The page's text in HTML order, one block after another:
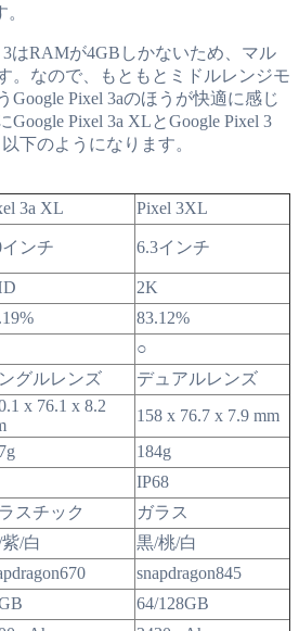
3はRAMが4GBしかないため、マル
。なので、もともとミドルレンジモ
Google Pixel 3aのほうが快適に感じ
Pixel 3a XLとGoogle Pixel 3
下のようになります。
3a XL
Pixel 3XL
インチ 6.3インチ
2K
83.12%
○
グルレンズ
デュアルレンズ
x 76.1 x 8.2
158 x 76.7 x 7.9 mm
184g
IP68
スチック
ガラス
/白
黒/桃/白
snapdragon845
64/128GB